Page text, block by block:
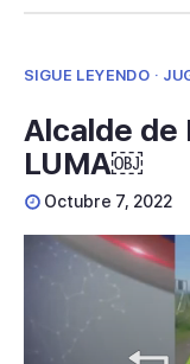
SIGUE LEYENDO ·
Alcalde de
LUMA￼
Octubre 7, 2022